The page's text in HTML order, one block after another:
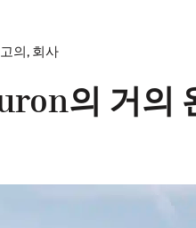
의, 회사
의 거의